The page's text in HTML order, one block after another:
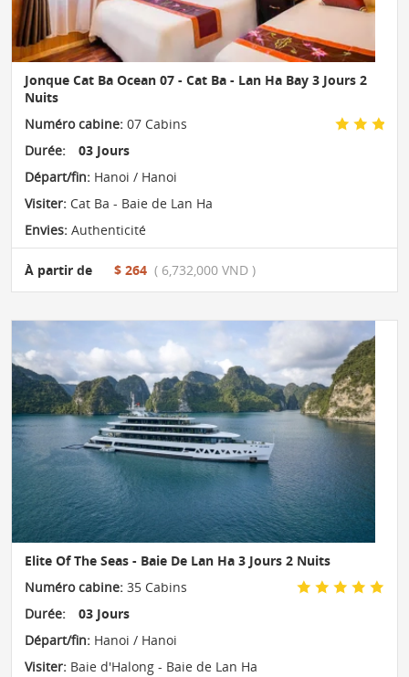
Jonque Cat Ba Ocean 07 - Cat Ba - Lan Ha Bay 3 Jours 2
Nuits
Numéro cabine: 07 Cabins
Durée:
03 Jours
Départ/fin: Hanoi / Hanoi
Visiter: Cat Ba - Baie de Lan Ha
Envies: Authenticité
À partir de $ 264 ( 6,732,000 VND )
Elite Of The Seas - Baie De Lan Ha 3 Jours 2 Nuits
Numéro cabine: 35 Cabins
Durée:
03 Jours
Départ/fin: Hanoi / Hanoi
Visiter: Baie d'Halong - Baie de Lan Ha